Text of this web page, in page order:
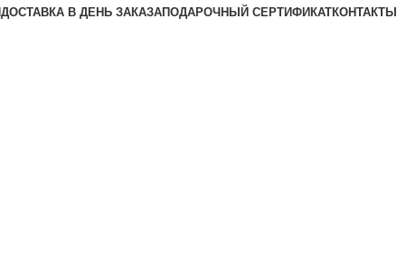
ДОСТАВКА В ДЕНЬ ЗАКАЗАПОДАРОЧНЫЙ СЕРТИФИКАТКОНТАКТЫ